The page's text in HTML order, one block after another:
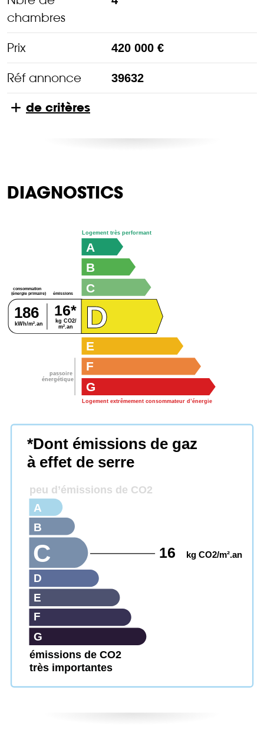
chambres
Prix 420 000 €
Réf annonce 39632
de critères
DIAGNOSTICS
passoire
énergétique
consommation
(énergie primaire) émissions
kg CO2/
m².an
kWh/m².an
186 16*
G
Logement extrêmement consommateur d’énergie
F
E
D
C
B
A
Logement très performant
émissions de CO2
très importantes
*Dont émissions de gaz
à effet de serre
peu d’émissions de CO2
G
F
E
D
C 16 kg CO2/m².an
B
A